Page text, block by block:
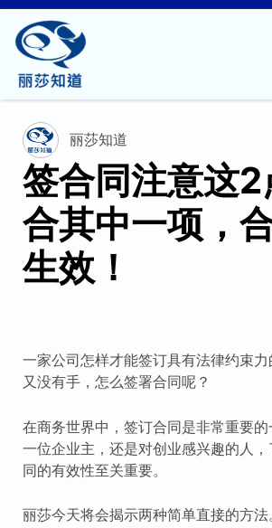
丽莎知道
签合同注意这2
合其中一项，
生效！
一家公司怎样才能签订具有法律约束
又没有手，怎么签署合同呢？
在商务世界中，签订合同是非常重要
一位企业主，还是对创业感兴趣的人
同的有效性至关重要。
丽莎今天将会揭示两种简单直接的方